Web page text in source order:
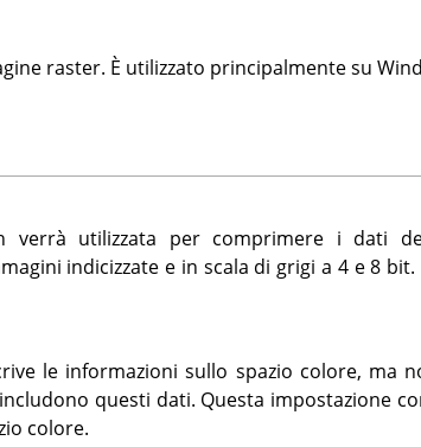
raster. È utilizzato principalmente su
verrà utilizzata per comprimere i dati
indicizzate e in scala di grigi a 4 e 8
le informazioni sullo spazio colore, ma
questi dati. Questa impostazione
colore.